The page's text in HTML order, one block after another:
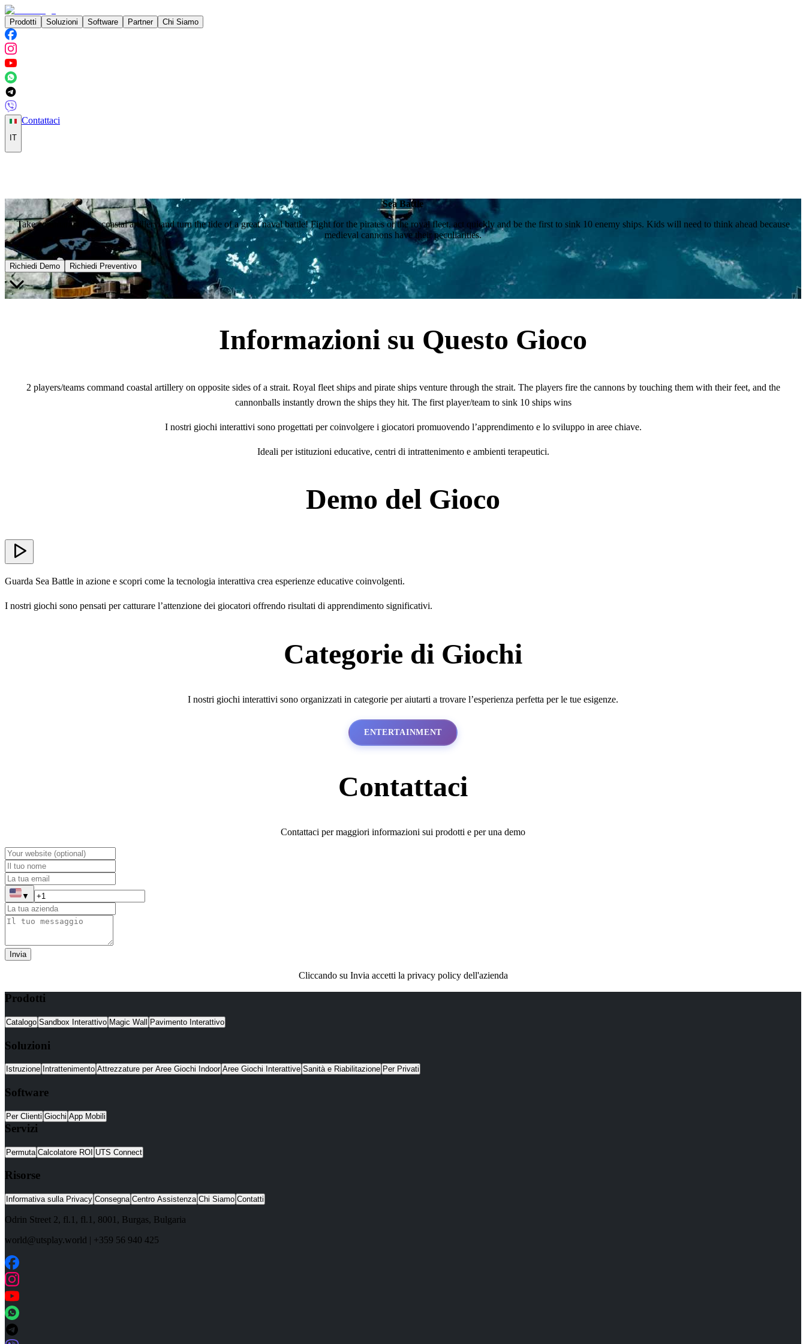
Prodotti Soluzioni Software Partner Chi Siamo
IT
Contattaci
Sea Battle
Take command of the coastal artillery and turn the tide of a great naval battle! Fight for the pirates or the royal fleet, act quickly and be the first to sink 10 enemy ships. Kids will need to think ahead because
medieval cannons have their peculiarities.
Richiedi Demo Richiedi Preventivo
Informazioni su Questo Gioco
2 players/teams command coastal artillery on opposite sides of a strait. Royal fleet ships and pirate ships venture through the strait. The players fire the cannons by touching them with their feet, and the
cannonballs instantly drown the ships they hit. The first player/team to sink 10 ships wins
I nostri giochi interattivi sono progettati per coinvolgere i giocatori promuovendo l’apprendimento e lo sviluppo in aree chiave.
Ideali per istituzioni educative, centri di intrattenimento e ambienti terapeutici.
Demo del Gioco
Guarda Sea Battle in azione e scopri come la tecnologia interattiva crea esperienze educative coinvolgenti.
I nostri giochi sono pensati per catturare l’attenzione dei giocatori offrendo risultati di apprendimento significativi.
Categorie di Giochi
I nostri giochi interattivi sono organizzati in categorie per aiutarti a trovare l’esperienza perfetta per le tue esigenze.
ENTERTAINMENT
Contattaci
Contattaci per maggiori informazioni sui prodotti e per una demo
▼
Invia
Cliccando su Invia accetti la privacy policy dell'azienda
Prodotti
Catalogo Sandbox Interattivo Magic Wall Pavimento Interattivo
Soluzioni
Istruzione Intrattenimento Attrezzature per Aree Giochi Indoor Aree Giochi Interattive Sanità e Riabilitazione Per Privati
Software
Per Clienti Giochi App Mobili
Servizi
Permuta Calcolatore ROI UTS Connect
Risorse
Informativa sulla Privacy Consegna Centro Assistenza Chi Siamo Contatti
Odrin Street 2, fl.1 , fl.1, 8001 , Burgas, Bulgaria
world@utsplay.world | +359 56 940 425